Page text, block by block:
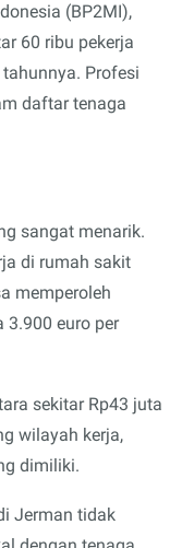
(BP2MI),
60 ribu pekerja
Profesi
daftar tenaga
sangat menarik.
di rumah sakit
memperoleh
3.900 euro per
sekitar Rp43 juta
wilayah kerja,
dimiliki.
Jerman tidak